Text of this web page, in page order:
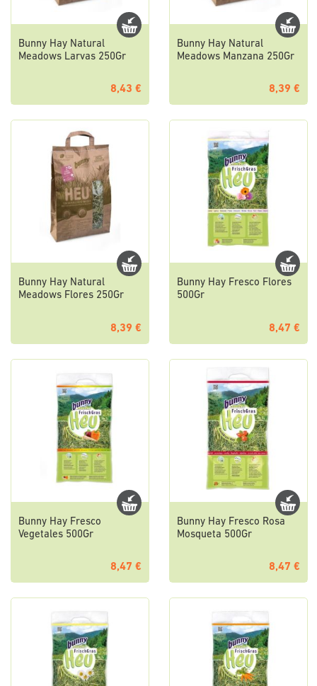
Bunny Hay Natural
Meadows Larvas 250Gr
8,43 €
Bunny Hay Natural
Meadows Manzana 250Gr
8,39 €
Bunny Hay Natural
Meadows Flores 250Gr
8,39 €
Bunny Hay Fresco Flores
500Gr
8,47 €
Bunny Hay Fresco
Vegetales 500Gr
8,47 €
Bunny Hay Fresco Rosa
Mosqueta 500Gr
8,47 €